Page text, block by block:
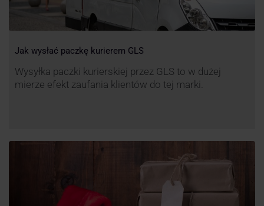
Jak wysłać paczkę kurierem GLS
Wysyłka paczki kurierskiej przez GLS to w dużej
mierze efekt zaufania klientów do tej marki.